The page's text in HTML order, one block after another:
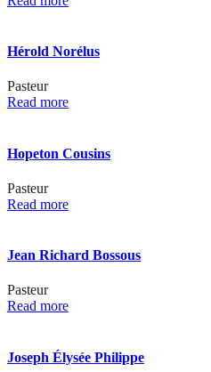
Hérold Norélus
Pasteur
Read more
Hopeton Cousins
Pasteur
Read more
Jean Richard Bossous
Pasteur
Read more
Joseph Élysée Philippe